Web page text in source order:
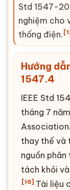
Std 1547-
nghiệm cho
thống điện.
Hướng
1547.4
IEEE Std
tháng 7
Association.
thay thế và
nguồn phân
tách khỏi
[16] Tài liệu